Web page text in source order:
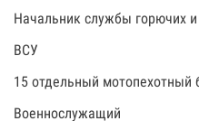
Начальник службы горючих
ВСУ
15 отдельный
Военнослужащий